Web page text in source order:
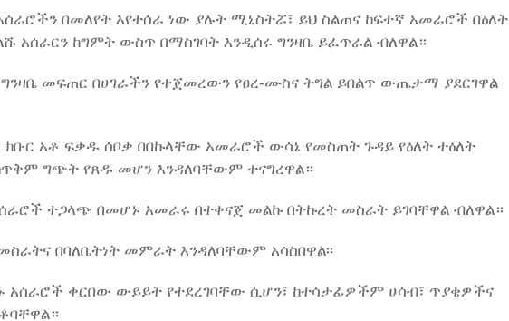
በመለየት እየተሰራ ነው ያሉት ሚኒስትሯ፣ ይህ ስልጠና ከፍተኛ አመራሮች በዕለት
ከግምት ውስጥ በማስገባት እንዲሰሩ ግንዛቤ ይፈጥራል ብለዋል።
መፍጠር በሀገራችን የተጀመረውን የፀረ-ሙስና ትግል ይበልጥ ውጤታማ ያደርገዋል
ክቡር አቶ ፍቃዱ ሰቦቃ በበኩላቸው አመራሮች ውሳኔ የመስጠት ጉዳይ የዕለት ተዕለት
ግጭት የጸዱ መሆን እንዳለባቸውም ተናግረዋል።
ተጋላጭ በመሆኑ አመራሩ በተቀናጀ መልኩ በትኩረት መስራት ይገባቸዋል ብለዋል።
በባለቤትነት መምራት እንዳለባቸውም አሳስበዋል፡፡
አሰራሮች ቀርበው ውይይት የተደረገባቸው ሲሆን፣ ከተሳታፊዎችም ሀሳብ፣ ጥያቄዎችና